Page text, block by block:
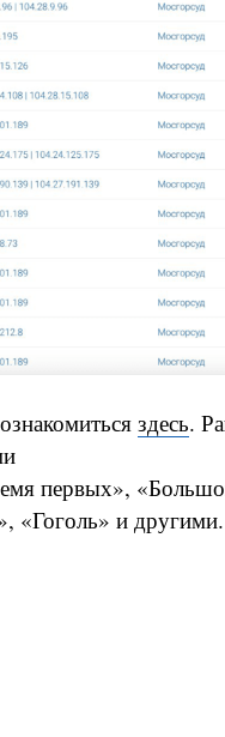
здесь.
первых»,
и другими.